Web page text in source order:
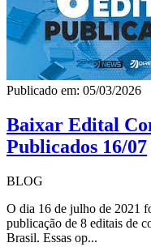
Publicado em: 05/03/2026
Baixar Edital
Publicados 16/07
BLOG
O dia 16 de julho de 2021
publicação de 8 editais de
Brasil. Essas op...